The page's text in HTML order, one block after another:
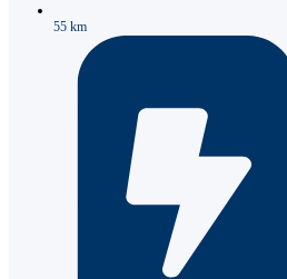
55 km